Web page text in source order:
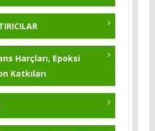
Kg
Harçları, Epoksi
Katkıları